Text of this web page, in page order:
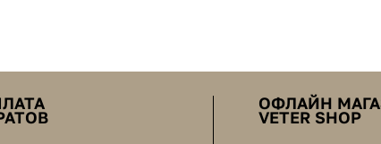
ОФЛАЙН
VETER SHOP